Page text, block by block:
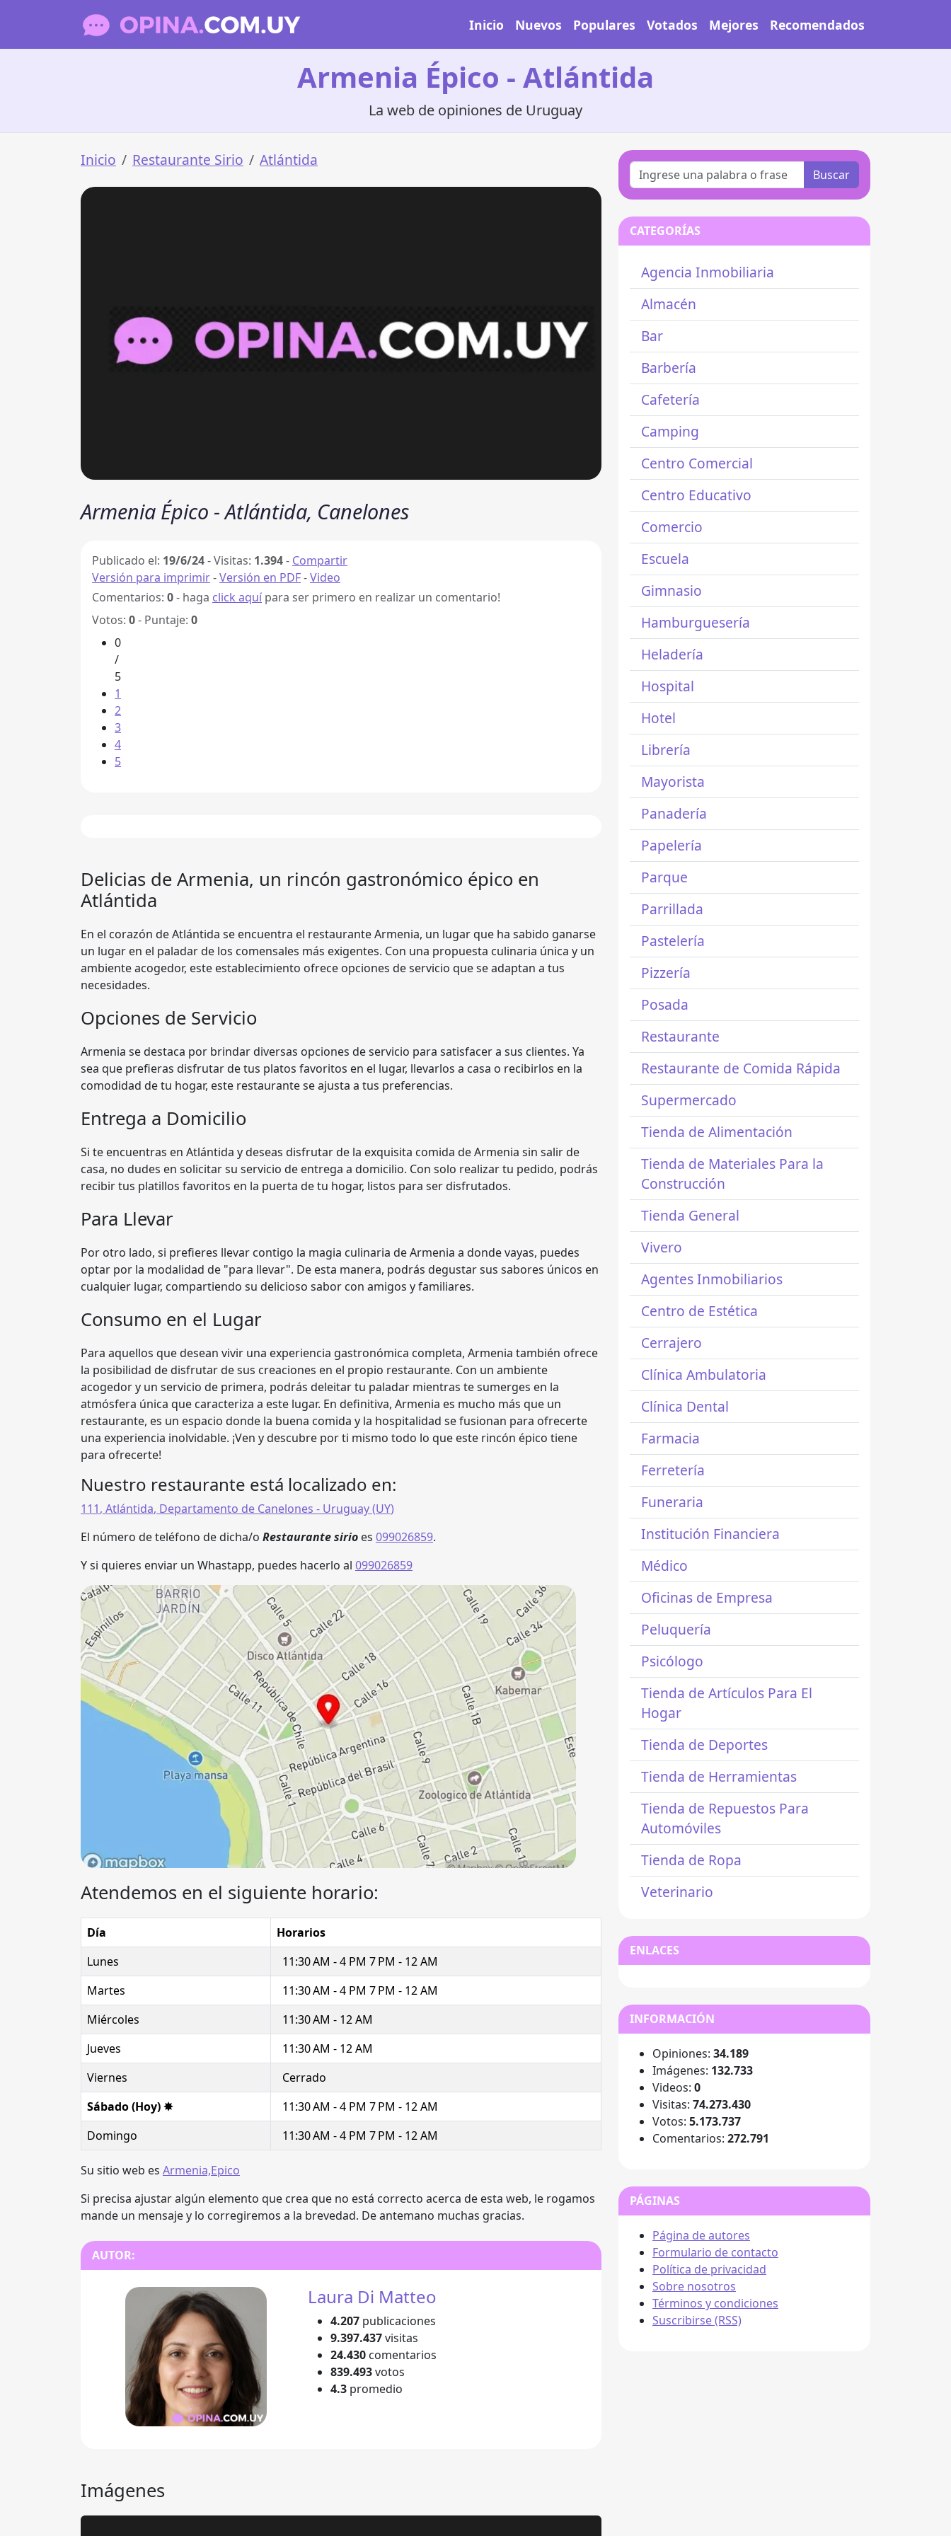
Inicio Nuevos Populares Votados Mejores Recomendados
Armenia Épico - Atlántida
La web de opiniones de Uruguay
Inicio Restaurante Sirio Atlántida
Armenia Épico - Atlántida, Canelones
Publicado el: 19/6/24-Visitas: 1.394- Compartir
Versión para imprimir-Versión en PDF-Video
Comentarios: 0- haga click aquí para ser primero en realizar un comentario!
Votos: 0- Puntaje: 0
0
/
5
1
2
3
4
5
Delicias de Armenia, un rincón gastronómico épico en
Atlántida
En el corazón de Atlántida se encuentra el restaurante Armenia, un lugar que ha sabido ganarse
un lugar en el paladar de los comensales más exigentes. Con una propuesta culinaria única y un
ambiente acogedor, este establecimiento ofrece opciones de servicio que se adaptan a tus
necesidades.
Opciones de Servicio
Armenia se destaca por brindar diversas opciones de servicio para satisfacer a sus clientes. Ya
sea que prefieras disfrutar de tus platos favoritos en el lugar, llevarlos a casa o recibirlos en la
comodidad de tu hogar, este restaurante se ajusta a tus preferencias.
Entrega a Domicilio
Si te encuentras en Atlántida y deseas disfrutar de la exquisita comida de Armenia sin salir de
casa, no dudes en solicitar su servicio de entrega a domicilio. Con solo realizar tu pedido, podrás
recibir tus platillos favoritos en la puerta de tu hogar, listos para ser disfrutados.
Para Llevar
Por otro lado, si prefieres llevar contigo la magia culinaria de Armenia a donde vayas, puedes
optar por la modalidad de "para llevar". De esta manera, podrás degustar sus sabores únicos en
cualquier lugar, compartiendo su delicioso sabor con amigos y familiares.
Consumo en el Lugar
Para aquellos que desean vivir una experiencia gastronómica completa, Armenia también ofrece
la posibilidad de disfrutar de sus creaciones en el propio restaurante. Con un ambiente
acogedor y un servicio de primera, podrás deleitar tu paladar mientras te sumerges en la
atmósfera única que caracteriza a este lugar. En definitiva, Armenia es mucho más que un
restaurante, es un espacio donde la buena comida y la hospitalidad se fusionan para ofrecerte
una experiencia inolvidable. ¡Ven y descubre por ti mismo todo lo que este rincón épico tiene
para ofrecerte!
Nuestro restaurante está localizado en:
111, Atlántida, Departamento de Canelones - Uruguay (UY)
El número de teléfono de dicha/o Restaurante sirio es 099026859.
Y si quieres enviar un Whastapp, puedes hacerlo al 099026859
Atendemos en el siguiente horario:
Día
Horarios
Lunes
11:30 AM - 4 PM 7 PM - 12 AM
Martes
11:30 AM - 4 PM 7 PM - 12 AM
Miércoles
11:30 AM - 12 AM
Jueves
11:30 AM - 12 AM
Viernes
Cerrado
Sábado (Hoy) ✸
11:30 AM - 4 PM 7 PM - 12 AM
Domingo
11:30 AM - 4 PM 7 PM - 12 AM
Su sitio web es Armenia,Epico
Si precisa ajustar algún elemento que crea que no está correcto acerca de esta web, le rogamos
mande un mensaje y lo corregiremos a la brevedad. De antemano muchas gracias.
AUTOR:
Laura Di Matteo
4.207 publicaciones
9.397.437visitas
24.430 comentarios
839.493votos
4.3 promedio
Imágenes
Buscar
CATEGORÍAS
Agencia Inmobiliaria
Almacén
Bar
Barbería
Cafetería
Camping
Centro Comercial
Centro Educativo
Comercio
Escuela
Gimnasio
Hamburguesería
Heladería
Hospital
Hotel
Librería
Mayorista
Panadería
Papelería
Parque
Parrillada
Pastelería
Pizzería
Posada
Restaurante
Restaurante de Comida Rápida
Supermercado
Tienda de Alimentación
Tienda de Materiales Para la
Construcción
Tienda General
Vivero
Agentes Inmobiliarios
Centro de Estética
Cerrajero
Clínica Ambulatoria
Clínica Dental
Farmacia
Ferretería
Funeraria
Institución Financiera
Médico
Oficinas de Empresa
Peluquería
Psicólogo
Tienda de Artículos Para El
Hogar
Tienda de Deportes
Tienda de Herramientas
Tienda de Repuestos Para
Automóviles
Tienda de Ropa
Veterinario
ENLACES
INFORMACIÓN
Opiniones: 34.189
Imágenes: 132.733
Videos: 0
Visitas: 74.273.430
Votos: 5.173.737
Comentarios: 272.791
PÁGINAS
Página de autores
Formulario de contacto
Política de privacidad
Sobre nosotros
Términos y condiciones
Suscribirse (RSS)